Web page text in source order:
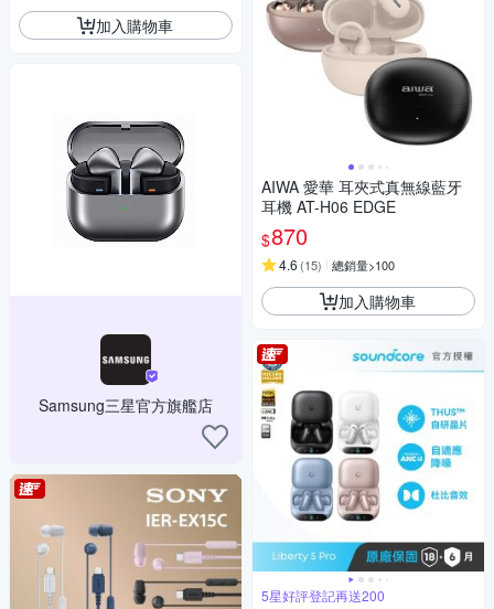
加入購物車
Samsung三星官方旗艦店
AIWA 愛華 耳夾式真無線藍牙
耳機 AT-H06 EDGE
$870
4.6 (15) 總銷量>100
加入購物車
5星好評登記再送200